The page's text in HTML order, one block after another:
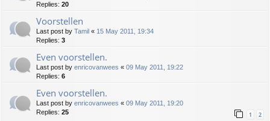
Replies: 20
Voorstellen
Last post by Tamil « 15 May 2011, 19:34
Replies: 3
Even voorstellen.
Last post by enricovanwees « 09 May 2011, 19:22
Replies: 6
Even voorstellen.
Last post by enricovanwees « 09 May 2011, 19:20
Replies: 25 1 2